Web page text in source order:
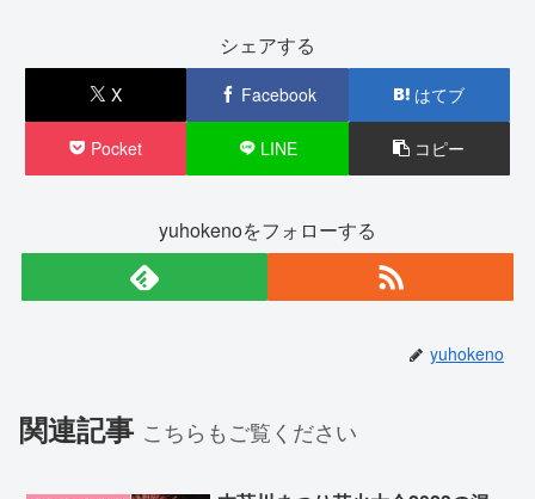
シェアする
X Facebook はてブ
Pocket LINE コピー
yuhokenoをフォローする
yuhokeno
関連記事 こちらもご覧ください